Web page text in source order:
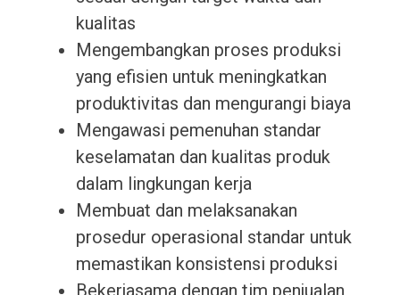
kualitas
Mengembangkan proses produksi
yang efisien untuk meningkatkan
produktivitas dan mengurangi biaya
Mengawasi pemenuhan standar
keselamatan dan kualitas produk
dalam lingkungan kerja
Membuat dan melaksanakan
prosedur operasional standar untuk
memastikan konsistensi produksi
Bekerjasama dengan tim penjualan